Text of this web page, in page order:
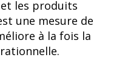
les produits
une mesure de
à la fois la